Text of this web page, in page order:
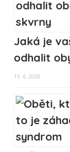
Jaká je
odhalit
15. 6. 2020